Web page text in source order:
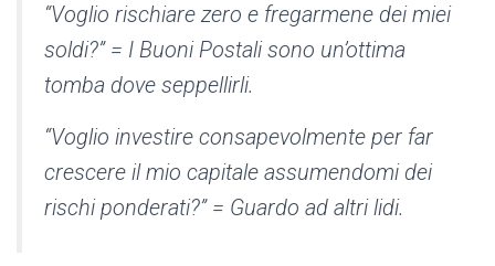
“Voglio rischiare zero e fregarmene dei miei
soldi?”= I Buoni Postali sono un’ottima
tomba dove seppellirli.
“Voglio investire consapevolmente per far
crescere il mio capitale assumendomi dei
rischi ponderati?”= Guardo ad altri lidi.